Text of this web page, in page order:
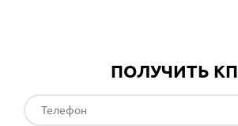
ПОЛУЧИТЬ КП